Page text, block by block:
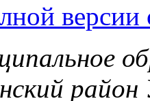
версии
район